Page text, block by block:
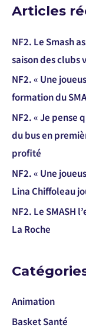
Articles
NF2. Le Smash
saison des clubs
NF2. « Une
formation du
NF2. « Je pense
du bus en
profité
NF2. « Une
Lina Chiffoleau
NF2. Le SMASH
La Roche
Animation
Basket Santé